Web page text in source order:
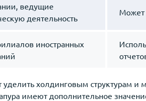
ведущие
деятельность
Может
иностранных
уделить холдинговым структурам
имеют дополнительное